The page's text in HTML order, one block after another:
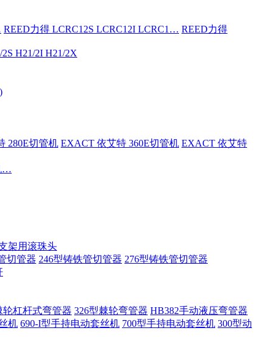
REED力得 LCRC12S LCRC12I LCRC1… REED力得
2S H21/2I H21/2X
280E切管机 EXACT 依艾特 360E切管机 EXACT 依艾特
…
架用滚珠头
切管器 246型铸铁管切管器 276型铸铁管切管器
轮杠杆式弯管器 326型棘轮弯管器 HB382手动液压弯管器
机 690-I型手持电动套丝机 700型手持电动套丝机 300型动